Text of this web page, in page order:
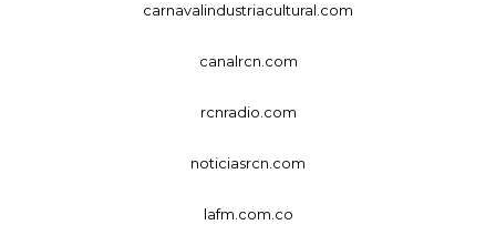
carnavalindustriacultural.com
canalrcn.com
rcnradio.com
noticiasrcn.com
lafm.com.co